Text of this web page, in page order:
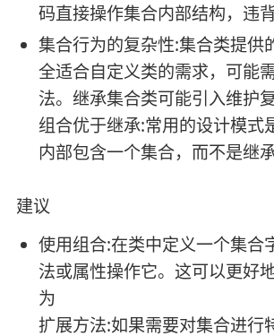
码直接操作集合内部结构，违
集合行为的复杂性:集合类提供
全适合自定义类的需求，可能
法。继承集合类可能引入维护
组合优于继承:常用的设计模式
内部包含一个集合，而不是继
建议
使用组合:在类中定义一个集合
法或属性操作它。这可以更好
为
扩展方法:如果需要对集合进行